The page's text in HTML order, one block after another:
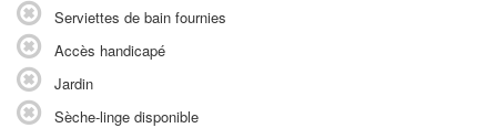
Serviettes de bain fournies
Accès handicapé
Jardin
Sèche-linge disponible